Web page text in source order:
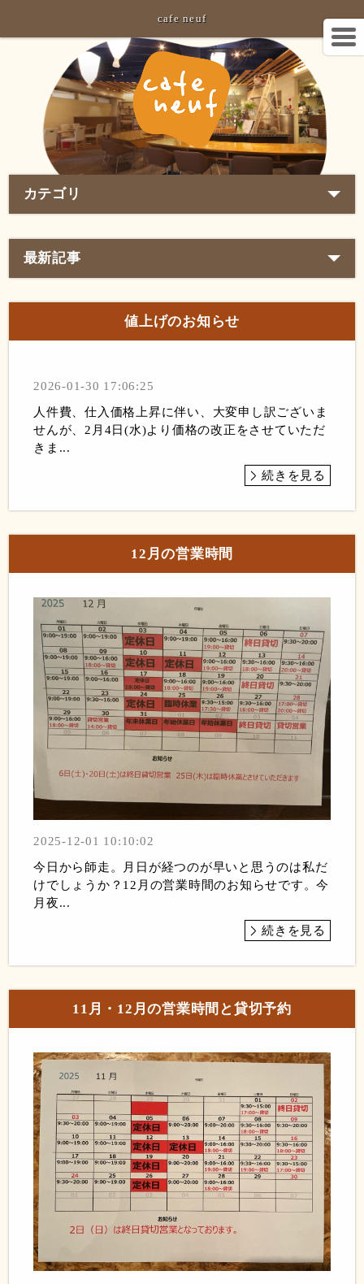
cafe neuf
カテゴリ
最新記事
値上げのお知らせ
2026-01-30 17:06:25
人件費、仕入価格上昇に伴い、大変申し訳ございま
せんが、2月4日(水)より価格の改正をさせていただ
きま...
続きを見る
12月の営業時間
2025-12-01 10:10:02
今日から師走。月日が経つのが早いと思うのは私だ
けでしょうか？12月の営業時間のお知らせです。今
月夜...
続きを見る
11月・12月の営業時間と貸切予約